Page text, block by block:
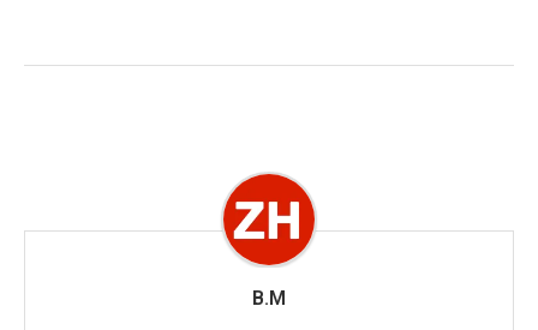
B.M